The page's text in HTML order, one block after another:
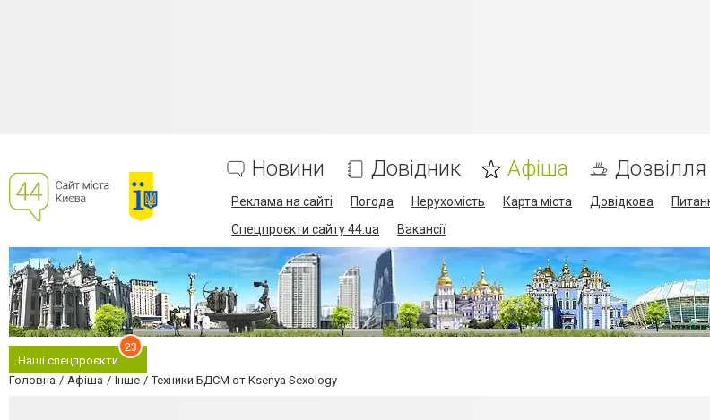
Новини Довідник Афіша Дозвілля
Реклама на сайті Погода Нерухомість Карта міста Довідкова
Спецпроєкти сайту 44.ua
Вакансії
Наші спецпроєкти
23
Головна Афіша Інше Техники БДСМ от Ksenya Sexology